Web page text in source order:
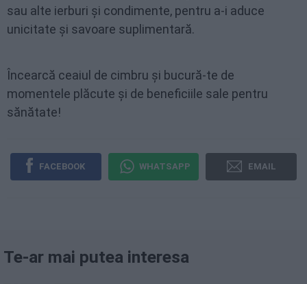
sau alte ierburi și condimente, pentru a-i aduce
unicitate și savoare suplimentară.
Încearcă ceaiul de cimbru și bucură-te de
momentele plăcute și de beneficiile sale pentru
sănătate!
FACEBOOK WHATSAPP EMAIL
Te-ar mai putea interesa